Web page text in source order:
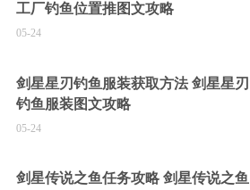
工厂钓鱼位置推图文攻略
05-24
剑星星刃钓鱼服装获取方法 剑星星刃
钓鱼服装图文攻略
05-24
剑星传说之鱼任务攻略 剑星传说之鱼